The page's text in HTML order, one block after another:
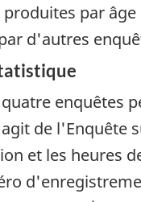
par
d'autres
quatre enquêtes
de l'Enquête
et les heures